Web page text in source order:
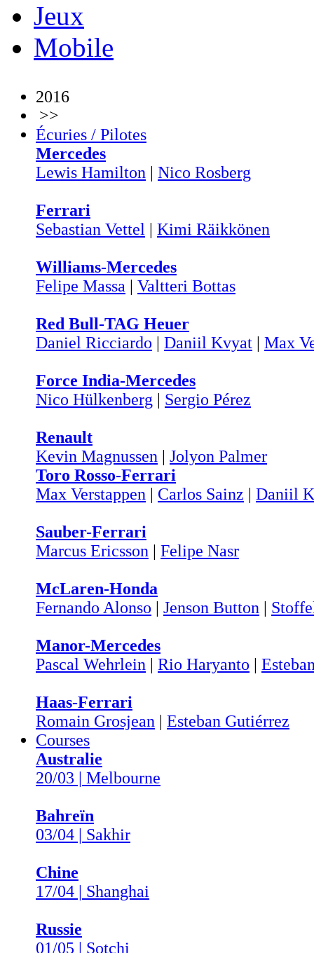
Jeux
Mobile
2016
>>
Écuries / Pilotes
Mercedes
Lewis Hamilton | Nico Rosberg
Ferrari
Sebastian Vettel | Kimi Räikkönen
Williams-Mercedes
Felipe Massa | Valtteri Bottas
Red Bull-TAG Heuer
Daniel Ricciardo | Daniil Kvyat | Max
Force India-Mercedes
Nico Hülkenberg | Sergio Pérez
Renault
Kevin Magnussen | Jolyon Palmer
Toro Rosso-Ferrari
Max Verstappen | Carlos Sainz | Daniil
Sauber-Ferrari
Marcus Ericsson | Felipe Nasr
McLaren-Honda
Fernando Alonso | Jenson Button |
Manor-Mercedes
Pascal Wehrlein | Rio Haryanto |
Haas-Ferrari
Romain Grosjean | Esteban Gutiérrez
Courses
Australie
20/03 | Melbourne
Bahreïn
03/04 | Sakhir
Chine
17/04 | Shanghai
Russie
01/05 | Sotchi